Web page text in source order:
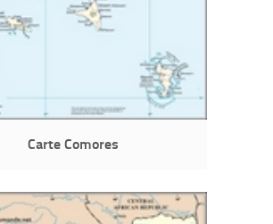
Carte Comores